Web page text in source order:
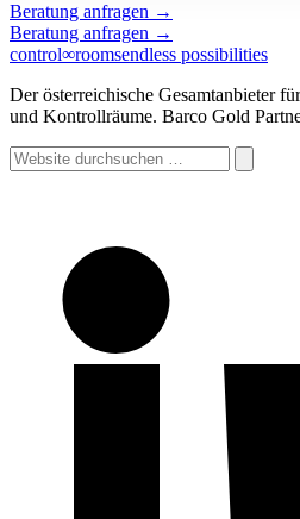
Beratung anfragen →
Beratung anfragen →
control∞roomsendless possibilities
Der österreichische Gesamtanbieter
und Kontrollräume. Barco Gold
Website
durchsuchen